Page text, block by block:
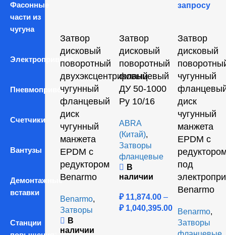
Фасонные
части из
чугуна
Электропривода
Пневмопривода
Счетчики
Вантузы
Демонтажные
вставки
Станции
запросу
Затвор
дисковый
поворотный
двухэксцентриковый
чугунный
фланцевый
диск
чугунный
манжета
EPDM с
редуктором
Benarmo
Benarmo,
Затворы
В
наличии
Затвор
дисковый
поворотный
фланцевый
ДУ 50-1000
Ру 10/16
ABRA
(Китай),
Затворы
фланцевые
В
наличии
₽11,874.00 –
₽1,040,395.00
Затвор
дисковый
чугунный
диск
чугунный
манжета
EPDM с
под
Benarmo
Benarmo,
Затворы